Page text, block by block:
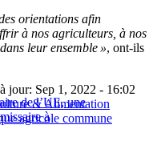
orientations afin
à nos agriculteurs, à nos
leur ensemble », ont-ils
de l’UE, une
à
jour: Sep 1, 2022 - 16:02
& Alimentation
agricole commune